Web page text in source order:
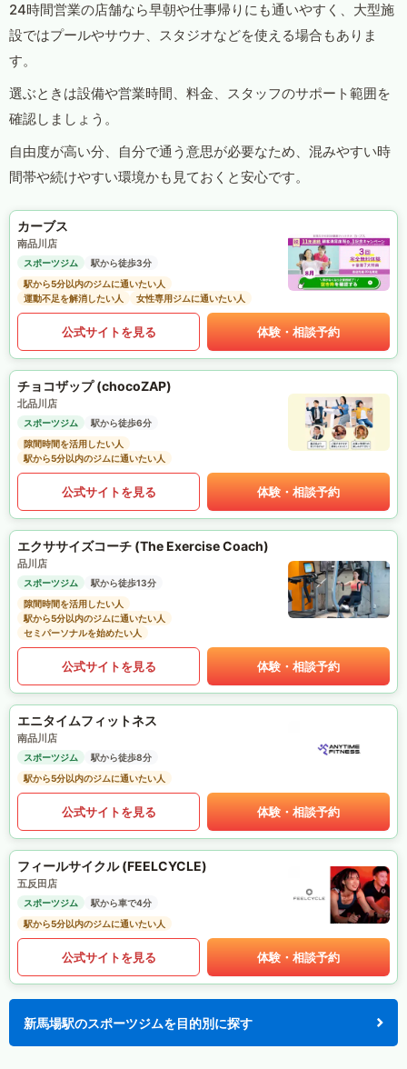
24時間営業の店舗なら早朝や仕事帰りにも通いやすく、大型施
設ではプールやサウナ、スタジオなどを使える場合もありま
す。
選ぶときは設備や営業時間、料金、スタッフのサポート範囲を
確認しましょう。
自由度が高い分、自分で通う意思が必要なため、混みやすい時
間帯や続けやすい環境かも見ておくと安心です。
カーブス
南品川店
スポーツジム
駅から徒歩3分
駅から5分以内のジムに通いたい人
運動不足を解消したい人
女性専用ジムに通いたい人
公式サイトを見る 体験・相談予約
チョコザップ (chocoZAP)
北品川店
スポーツジム
駅から徒歩6分
隙間時間を活用したい人
駅から5分以内のジムに通いたい人
公式サイトを見る 体験・相談予約
エクササイズコーチ (The Exercise Coach)
品川店
スポーツジム
駅から徒歩13分
隙間時間を活用したい人
駅から5分以内のジムに通いたい人
セミパーソナルを始めたい人
公式サイトを見る 体験・相談予約
エニタイムフィットネス
南品川店
スポーツジム
駅から徒歩8分
駅から5分以内のジムに通いたい人
公式サイトを見る 体験・相談予約
フィールサイクル (FEELCYCLE)
五反田店
スポーツジム
駅から車で4分
駅から5分以内のジムに通いたい人
公式サイトを見る 体験・相談予約
新馬場駅のスポーツジムを目的別に探す